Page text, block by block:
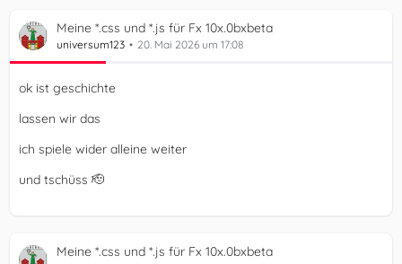
Meine *.css und *.js für Fx 10x.0bxbeta
universum123 20. Mai 2026 um 17:08
ok ist geschichte
lassen wir das
ich spiele wider alleine weiter
und tschüss 🫡
Meine *.css und *.js für Fx 10x.0bxbeta